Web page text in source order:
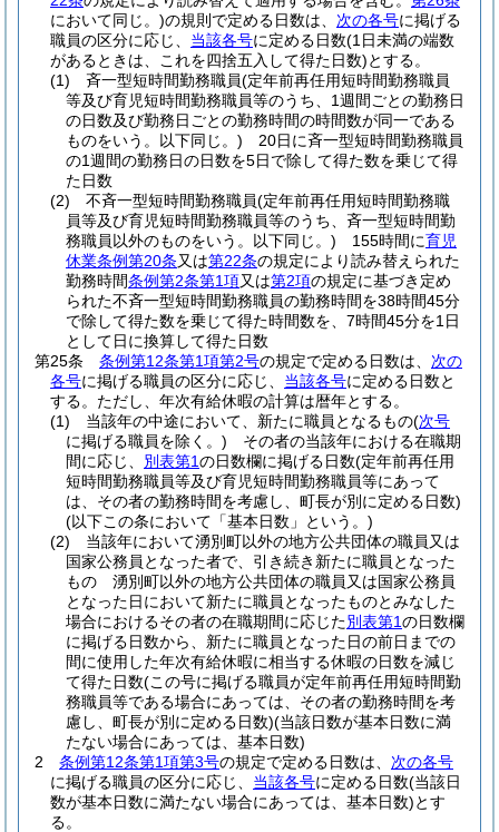
において同じ。)の規則で定める日数は、 次の各号に掲げる
職員の区分に応じ、 当該各号に定める日数(1日未満の端数
があるときは、これを四捨五入して得た日数)とする。
(1)
斉一型短時間勤務職員(定年前再任用短時間勤務職員
等及び育児短時間勤務職員等のうち、1週間ごとの勤務日
の日数及び勤務日ごとの勤務時間の時間数が同一である
ものをいう。以下同じ。) 20日に斉一型短時間勤務職員
の1週間の勤務日の日数を5日で除して得た数を乗じて得
た日数
(2)
不斉一型短時間勤務職員(定年前再任用短時間勤務職
員等及び育児短時間勤務職員等のうち、斉一型短時間勤
務職員以外のものをいう。以下同じ。) 155時間に育児
休業条例第20条又は第22条の規定により読み替えられた
勤務時間条例第2条第1項又は第2項の規定に基づき定め
られた不斉一型短時間勤務職員の勤務時間を38時間45分
で除して得た数を乗じて得た時間数を、7時間45分を1日
として日に換算して得た日数
第25条
条例第12条第1項第2号の規定で定める日数は、 次の
各号に掲げる職員の区分に応じ、 当該各号に定める日数と
する。 ただし、年次有給休暇の計算は暦年とする。
(1)
当該年の中途において、新たに職員となるもの(次号
に掲げる職員を除く。) その者の当該年における在職期
間に応じ、 別表第1の日数欄に掲げる日数(定年前再任用
短時間勤務職員等及び育児短時間勤務職員等にあって
は、その者の勤務時間を考慮し、町長が別に定める日数)
(以下この条において「基本日数」という。)
(2)
当該年において湧別町以外の地方公共団体の職員又は
国家公務員となった者で、引き続き新たに職員となった
もの 湧別町以外の地方公共団体の職員又は国家公務員
となった日において新たに職員となったものとみなした
場合におけるその者の在職期間に応じた別表第1の日数欄
に掲げる日数から、新たに職員となった日の前日までの
間に使用した年次有給休暇に相当する休暇の日数を減じ
て得た日数(この号に掲げる職員が定年前再任用短時間勤
務職員等である場合にあっては、その者の勤務時間を考
慮し、町長が別に定める日数)(当該日数が基本日数に満
たない場合にあっては、基本日数)
2
条例第12条第1項第3号の規定で定める日数は、 次の各号
に掲げる職員の区分に応じ、 当該各号に定める日数(当該日
数が基本日数に満たない場合にあっては、基本日数)とす
る。